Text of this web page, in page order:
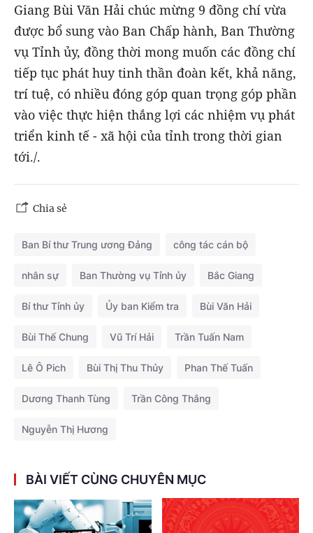
Giang Bùi Văn Hải chúc mừng 9 đồng chí vừa
được bổ sung vào Ban Chấp hành, Ban Thường
vụ Tỉnh ủy, đồng thời mong muốn các đồng chí
tiếp tục phát huy tinh thần đoàn kết, khả năng,
trí tuệ, có nhiều đóng góp quan trọng góp phần
vào việc thực hiện thắng lợi các nhiệm vụ phát
triển kinh tế - xã hội của tỉnh trong thời gian
tới./.
Chia sẻ
Ban Bí thư Trung ương Đảng công tác cán bộ
nhân sự Ban Thường vụ Tỉnh ủy Bắc Giang
Bí thư Tỉnh ủy Ủy ban Kiểm tra Bùi Văn Hải
Bùi Thế Chung Vũ Trí Hải Trần Tuấn Nam
Lê Ô Pich Bùi Thị Thu Thủy Phan Thế Tuấn
Dương Thanh Tùng Trần Công Thắng
Nguyễn Thị Hương
BÀI VIẾT CÙNG CHUYÊN MỤC